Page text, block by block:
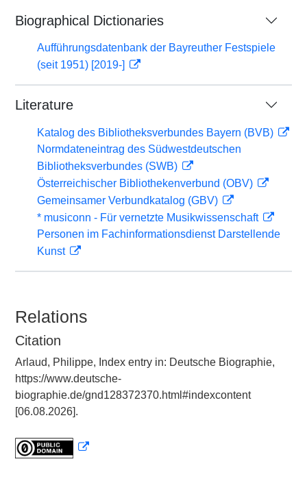
Biographical Dictionaries
Aufführungsdatenbank der Bayreuther Festspiele
(seit 1951) [2019-]
Literature
Katalog des Bibliotheksverbundes Bayern (BVB)
Normdateneintrag des Südwestdeutschen
Bibliotheksverbundes (SWB)
Österreichischer Bibliothekenverbund (OBV)
Gemeinsamer Verbundkatalog (GBV)
* musiconn - Für vernetzte Musikwissenschaft
Personen im Fachinformationsdienst Darstellende
Kunst
Relations
Citation
Arlaud, Philippe, Index entry in: Deutsche Biographie,
https://www.deutsche-
biographie.de/gnd128372370.html#indexcontent
[06.08.2026].